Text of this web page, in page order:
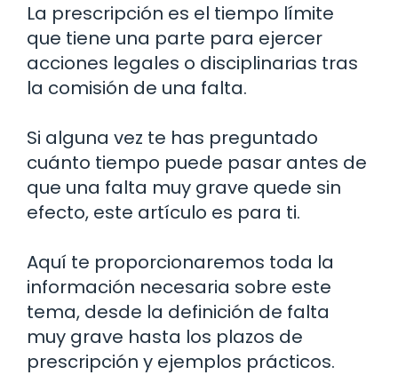
La prescripción es el tiempo límite
que tiene una parte para ejercer
acciones legales o disciplinarias tras
la comisión de una falta.
Si alguna vez te has preguntado
cuánto tiempo puede pasar antes de
que una falta muy grave quede sin
efecto, este artículo es para ti.
Aquí te proporcionaremos toda la
información necesaria sobre este
tema, desde la definición de falta
muy grave hasta los plazos de
prescripción y ejemplos prácticos.